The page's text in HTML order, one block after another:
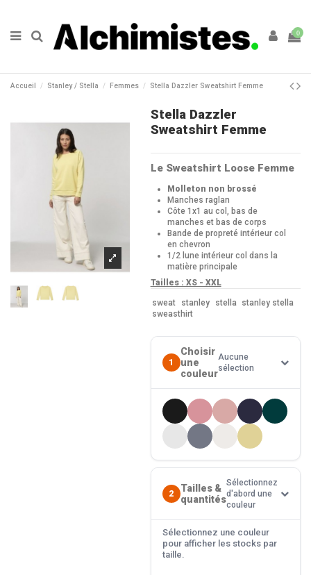
0
Accueil Stanley / Stella Femmes Stella Dazzler Sweatshirt Femme
Stella Dazzler
Sweatshirt Femme
Le Sweatshirt Loose Femme
Molleton non brossé
Manches raglan
Côte 1x1 au col, bas de
manches et bas de corps
Bande de propreté intérieur col
en chevron
1/2 lune intérieur col dans la
matière principale
Tailles : XS - XXL
sweat stanley stella
stanley stella
sweasthirt
1
Choisir
une
couleur
Aucune
sélection
2
Tailles &
quantités
Sélectionnez
d'abord une
couleur
Sélectionnez une couleur
pour afficher les stocks par
taille.